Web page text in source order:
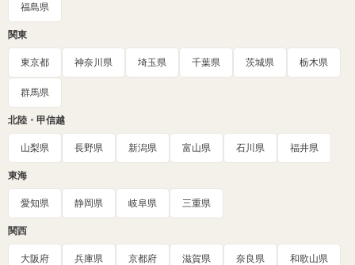
福島県
関東
東京都 神奈川県 埼玉県 千葉県 茨城県 栃木県
群馬県
北陸・甲信越
山梨県 長野県 新潟県 富山県 石川県 福井県
東海
愛知県 静岡県 岐阜県 三重県
関西
大阪府 兵庫県 京都府 滋賀県 奈良県 和歌山県